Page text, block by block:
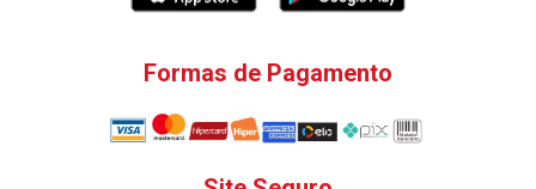
Formas de Pagamento